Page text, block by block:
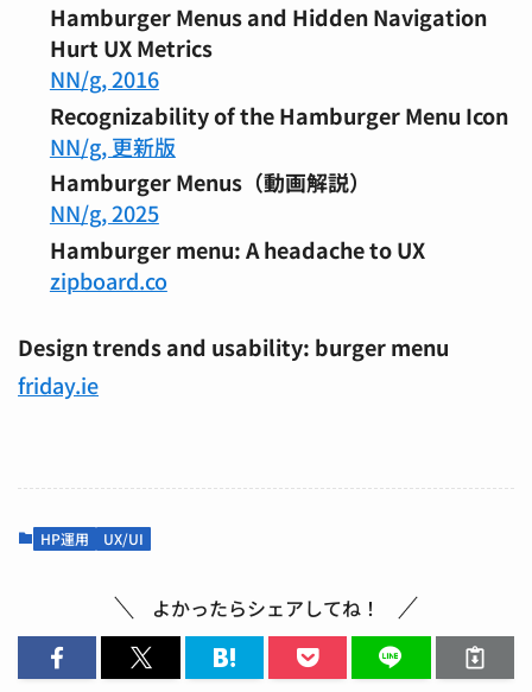
Hamburger Menus and Hidden Navigation
Hurt UX Metrics
NN/g, 2016
Recognizability of the Hamburger Menu Icon
NN/g, 更新版
Hamburger Menus（動画解説）
NN/g, 2025
Hamburger menu: A headache to UX
zipboard.co
Design trends and usability: burger menu
friday.ie
HP運用 UX/UI
よかったらシェアしてね！